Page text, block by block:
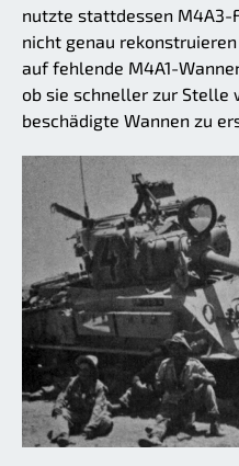
nutzte stattdessen M4A3-
nicht genau
auf fehlende M4A1-
ob sie schneller zur Stelle
beschädigte Wannen zu